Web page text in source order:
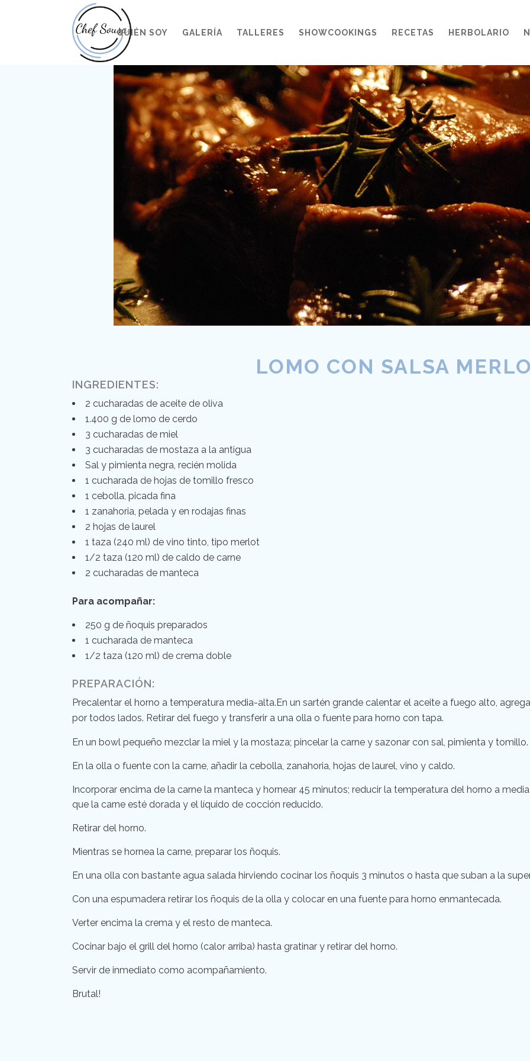
QUIÉN SOY GALERÍA TALLERES SHOWCOOKINGS RECETAS HERBOLARIO
LOMO CON SALSA
INGREDIENTES:
2 cucharadas de aceite de oliva
1.400 g de lomo de cerdo
3 cucharadas de miel
3 cucharadas de mostaza a la antigua
Sal y pimienta negra, recién molida
1 cucharada de hojas de tomillo fresco
1 cebolla, picada fina
1 zanahoria, pelada y en rodajas finas
2 hojas de laurel
1 taza (240 ml) de vino tinto, tipo merlot
1/2 taza (120 ml) de caldo de carne
2 cucharadas de manteca
Para acompañar:
250 g de ñoquis preparados
1 cucharada de manteca
1/2 taza (120 ml) de crema doble
PREPARACIÓN:
Precalentar el horno a temperatura media-alta.En un sartén grande calentar el aceite a fuego alto,
por todos lados. Retirar del fuego y transferir a una olla o fuente para horno con tapa.
En un bowl pequeño mezclar la miel y la mostaza; pincelar la carne y sazonar con sal, pimienta y tomillo.
En la olla o fuente con la carne, añadir la cebolla, zanahoria, hojas de laurel, vino y caldo.
Incorporar encima de la carne la manteca y hornear 45 minutos; reducir la temperatura del horno a
que la carne esté dorada y el líquido de cocción reducido.
Retirar del horno.
Mientras se hornea la carne, preparar los ñoquis.
En una olla con bastante agua salada hirviendo cocinar los ñoquis 3 minutos o hasta que suban a la
Con una espumadera retirar los ñoquis de la olla y colocar en una fuente para horno enmantecada.
Verter encima la crema y el resto de manteca.
Cocinar bajo el grill del horno (calor arriba) hasta gratinar y retirar del horno.
Servir de inmediato como acompañamiento.
Brutal!